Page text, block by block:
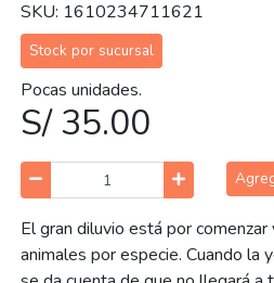
SKU: 1610234711621
Stock por sucursal
Pocas unidades.
S/ 35.00
El gran diluvio está por
animales por especie. Cuando la